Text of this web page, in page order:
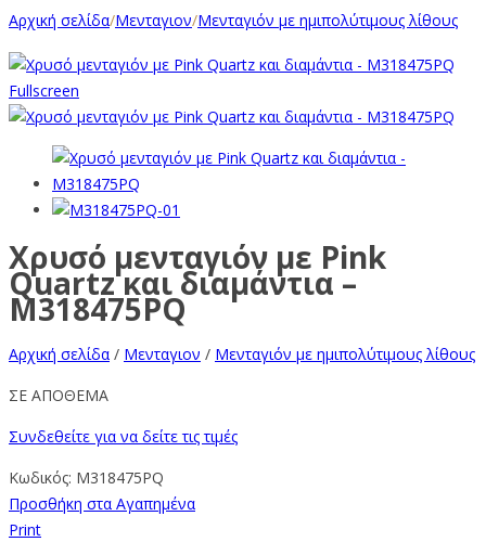
Αρχική σελίδα/Μενταγιον/Μενταγιόν με ημιπολύτιμους λίθους
Fullscreen
Χρυσό μενταγιόν με Pink
Quartz και διαμάντια –
M318475PQ
Αρχική σελίδα / Μενταγιον / Μενταγιόν με ημιπολύτιμους λίθους
ΣΕ ΑΠΟΘΕΜΑ
Συνδεθείτε για να δείτε τις τιμές
Κωδικός: M318475PQ
Προσθήκη στα Αγαπημένα
Print